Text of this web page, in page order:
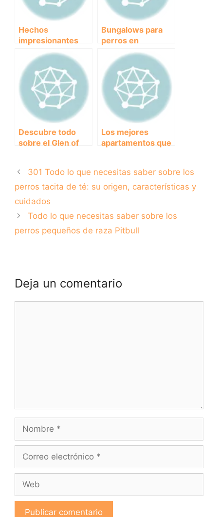
Hechos
impresionantes
sobre la fuerza del
Pitbull
Bungalows para
perros en
Cataluña:
¡Vacaciones juntos
sin
preocupaciones!
Descubre todo
sobre el Glen of
irlandesa llena de
energía y carisma.
Los mejores
apartamentos que
encontrar el hogar
perfecto para ti y
301 Todo lo que necesitas saber sobre los
perros tacita de té: su origen, características y
cuidados
Todo lo que necesitas saber sobre los
perros pequeños de raza Pitbull
Deja un comentario